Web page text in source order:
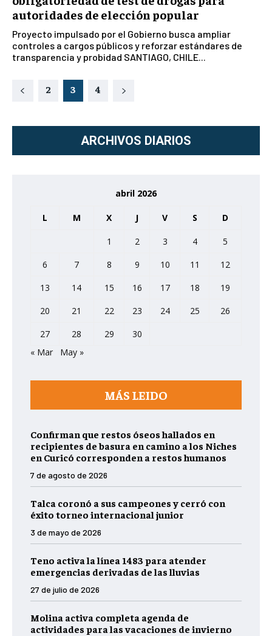
autoridades de elección popular
Proyecto impulsado por el Gobierno busca ampliar
controles a cargos públicos y reforzar estándares de
transparencia y probidad SANTIAGO, CHILE...
2 3 4
ARCHIVOS DIARIOS
abril 2026
L M X J V S D
1 2 3 4
5
6
7 8 9 10 11
12
13
14 15 16 17 18
19
20
21 22 23 24 25
26
27
28 29
30
« Mar
May »
MÁS LEIDO
Confirman que restos óseos hallados en
recipientes de basura en camino a los Niches
en Curicó corresponden a restos humanos
7 de agosto de 2026
Talca coronó a sus campeones y cerró con
éxito torneo internacional junior
3 de mayo de 2026
Teno activa la línea 1483 para atender
emergencias derivadas de las lluvias
27 de julio de 2026
Molina activa completa agenda de
actividades para las vacaciones de invierno